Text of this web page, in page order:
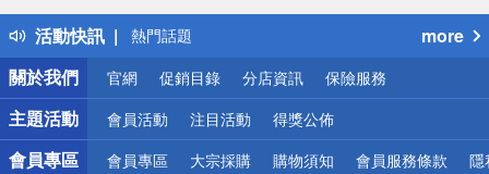
活動快訊
得獎公告
熱門話題
銀行優惠
偏遠地區配送
詐騙網頁！請小心！
more
關於我們
官網 促銷目錄 分店資訊 保險服務
主題活動 會員活動 注目活動 得獎公佈
會員專區 會員專區 大宗採購 購物須知 會員服務條款 隱